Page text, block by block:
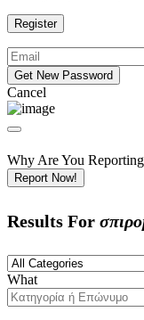
Cancel
Why Are You
Report Now!
Results For
What